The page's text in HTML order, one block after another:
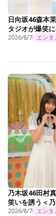
日向坂46森本
タジオが爆笑
2026/8/7 エンタ
乃木坂46田村
笑いを誘う＜
2026/8/7 エンタ